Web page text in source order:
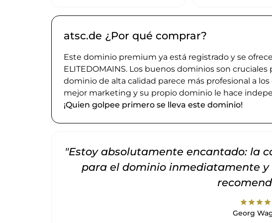
atsc.de ¿Por qué comprar?
Este dominio premium ya está registrado y se
ELITEDOMAINS. Los buenos dominios son
dominio de alta calidad parece más profesional a
mejor marketing y su propio dominio le hace
¡Quien golpee primero se lleva este dominio!
"Estoy absolutamente encantado: la
para el dominio inmediatamente
starstarstarstar
Georg